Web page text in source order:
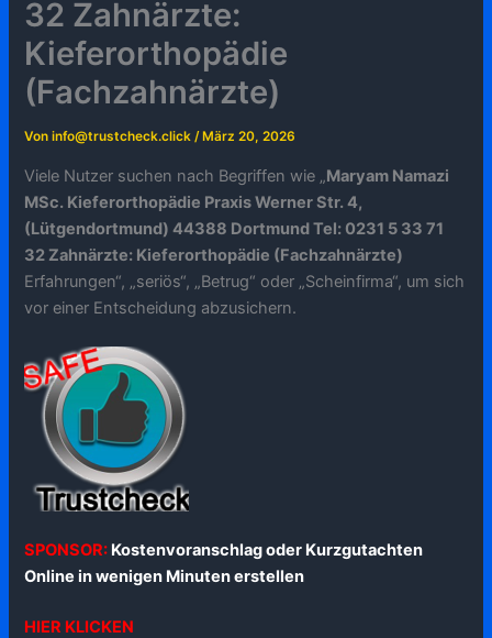
32 Zahnärzte:
Kieferorthopädie
(Fachzahnärzte)
Voninfo@trustcheck.click/ März 20, 2026
Viele Nutzer suchen nach Begriffen wie „Maryam Namazi
MSc. Kieferorthopädie Praxis Werner Str. 4,
(Lütgendortmund) 44388 Dortmund Tel: 0231 5 33 71
32 Zahnärzte: Kieferorthopädie (Fachzahnärzte)
Erfahrungen“, „seriös“, „Betrug“ oder „Scheinfirma“, um sich
vor einer Entscheidung abzusichern.
SPONSOR: Kostenvoranschlag oder Kurzgutachten
Online in wenigen Minuten erstellen
HIER KLICKEN